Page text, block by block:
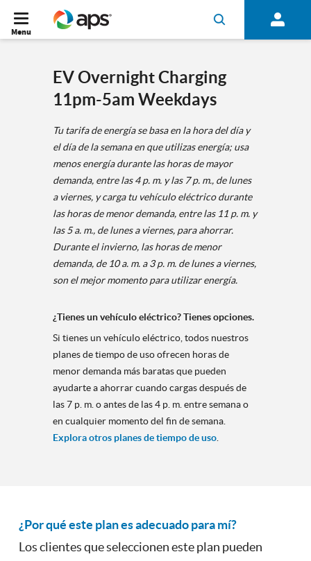
Menu
EV Overnight Charging
11pm-5am Weekdays
Tu tarifa de energía se basa en la hora del día y
el día de la semana en que utilizas energía; usa
menos energía durante las horas de mayor
demanda, entre las 4 p. m. y las 7 p. m., de lunes
a viernes, y carga tu vehículo eléctrico durante
las horas de menor demanda, entre las 11 p. m. y
las 5 a. m., de lunes a viernes, para ahorrar.
Durante el invierno, las horas de menor
demanda, de 10 a. m. a 3 p. m. de lunes a viernes,
son el mejor momento para utilizar energía.
¿Tienes un vehículo eléctrico? Tienes opciones.
Si tienes un vehículo eléctrico, todos nuestros
planes de tiempo de uso ofrecen horas de
menor demanda más baratas que pueden
ayudarte a ahorrar cuando cargas después de
las 7 p. m. o antes de las 4 p. m. entre semana o
en cualquier momento del fin de semana.
Explora otros planes de tiempo de uso
¿Por qué este plan es adecuado para mí?
Los clientes que seleccionen este plan pueden